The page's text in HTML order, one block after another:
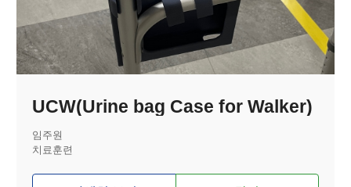
UCW(Urine bag Case for Walker)
임주원
치료훈련